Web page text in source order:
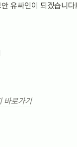
유싸인이 되겠습니다!
바로가기